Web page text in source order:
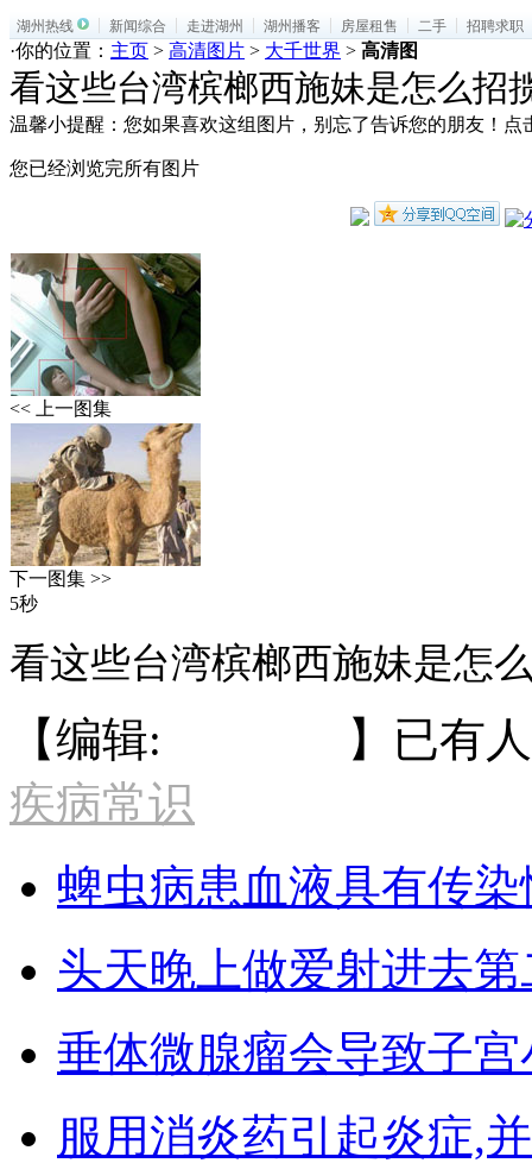
湖州热线 新闻综合 走进湖州 湖州播客 房屋租售 二手 招聘求职
·你的位置： 主页 > 高清图片 > 大千世界 > 高清图
看这些台湾槟榔西施妹是怎么招
温馨小提醒：您如果喜欢这组图片，别忘了告诉您的朋友！点
您已经浏览完所有图片
<< 上一图集
下一图集 >>
5秒
看这些台湾槟榔西施妹是怎
【编辑: 】已有
疾病常识
蜱虫病患血液具有传染
头天晚上做爱射进去
垂体微腺瘤会导致子
服用消炎药引起炎症,